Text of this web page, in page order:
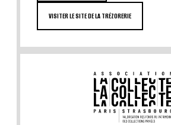
VISITER LE SITE DE LA TRÉZORERIE